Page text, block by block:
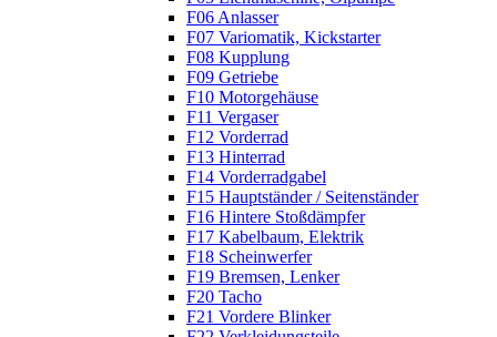
F06 Anlasser
F07 Variomatik, Kickstarter
F08 Kupplung
F09 Getriebe
F10 Motorgehäuse
F11 Vergaser
F12 Vorderrad
F13 Hinterrad
F14 Vorderradgabel
F15 Hauptständer / Seitenständer
F16 Hintere Stoßdämpfer
F17 Kabelbaum, Elektrik
F18 Scheinwerfer
F19 Bremsen, Lenker
F20 Tacho
F21 Vordere Blinker